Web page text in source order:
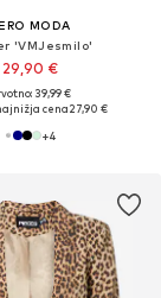
MODA
'VMJesmilo'
29,90 €
39,99 €
cena27,90 €
+4